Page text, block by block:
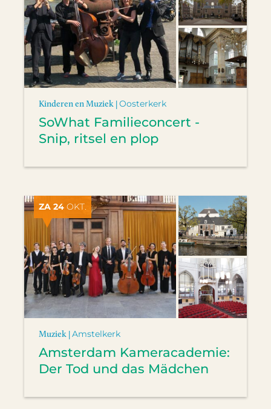
Kinderen en Muziek |Oosterkerk
SoWhat Familieconcert -
Snip, ritsel en plop
ZA 24 OKT.
Muziek |Amstelkerk
Amsterdam Kameracademie:
Der Tod und das Mädchen